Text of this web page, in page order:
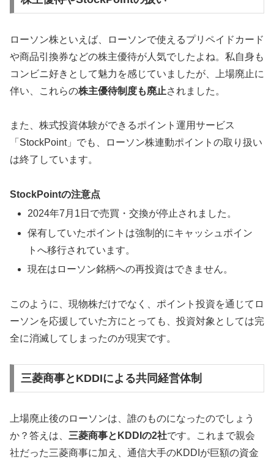
ローソン株といえば、ローソンで使えるプリペイドカード
や商品引換券などの株主優待が人気でしたよね。私自身も
コンビニ好きとして魅力を感じていましたが、上場廃止に
伴い、これらの株主優待制度も廃止されました。
また、株式投資体験ができるポイント運用サービス
「StockPoint」でも、ローソン株連動ポイントの取り扱い
は終了しています。
StockPointの注意点
2024年7月1日で売買・交換が停止されました。
保有していたポイントは強制的にキャッシュポイン
トへ移行されています。
現在はローソン銘柄への再投資はできません。
このように、現物株だけでなく、ポイント投資を通じてロ
ーソンを応援していた方にとっても、投資対象としては完
全に消滅してしまったのが現実です。
三菱商事とKDDIによる共同経営体制
上場廃止後のローソンは、誰のものになったのでしょう
か？答えは、 三菱商事とKDDIの2社です。これまで親会
社だった三菱商事に加え、通信大手のKDDIが巨額の資金